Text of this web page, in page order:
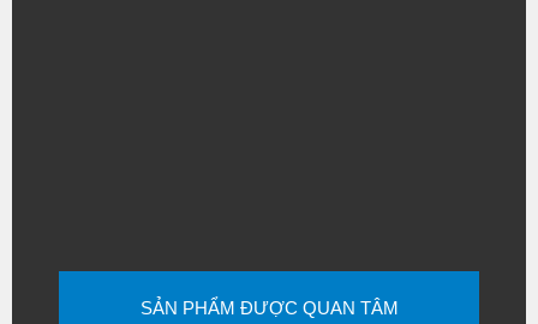
SẢN PHẨM ĐƯỢC QUAN TÂM